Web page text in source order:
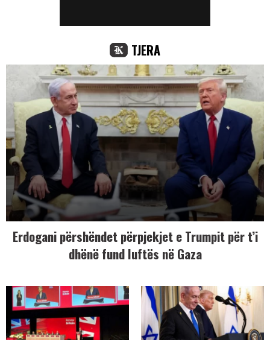
TJERA
Erdogani përshëndet përpjekjet e Trumpit për t’i
dhënë fund luftës në Gaza